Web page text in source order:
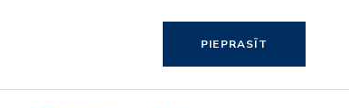
PIEPRASĪT